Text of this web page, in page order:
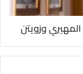
وزويتن